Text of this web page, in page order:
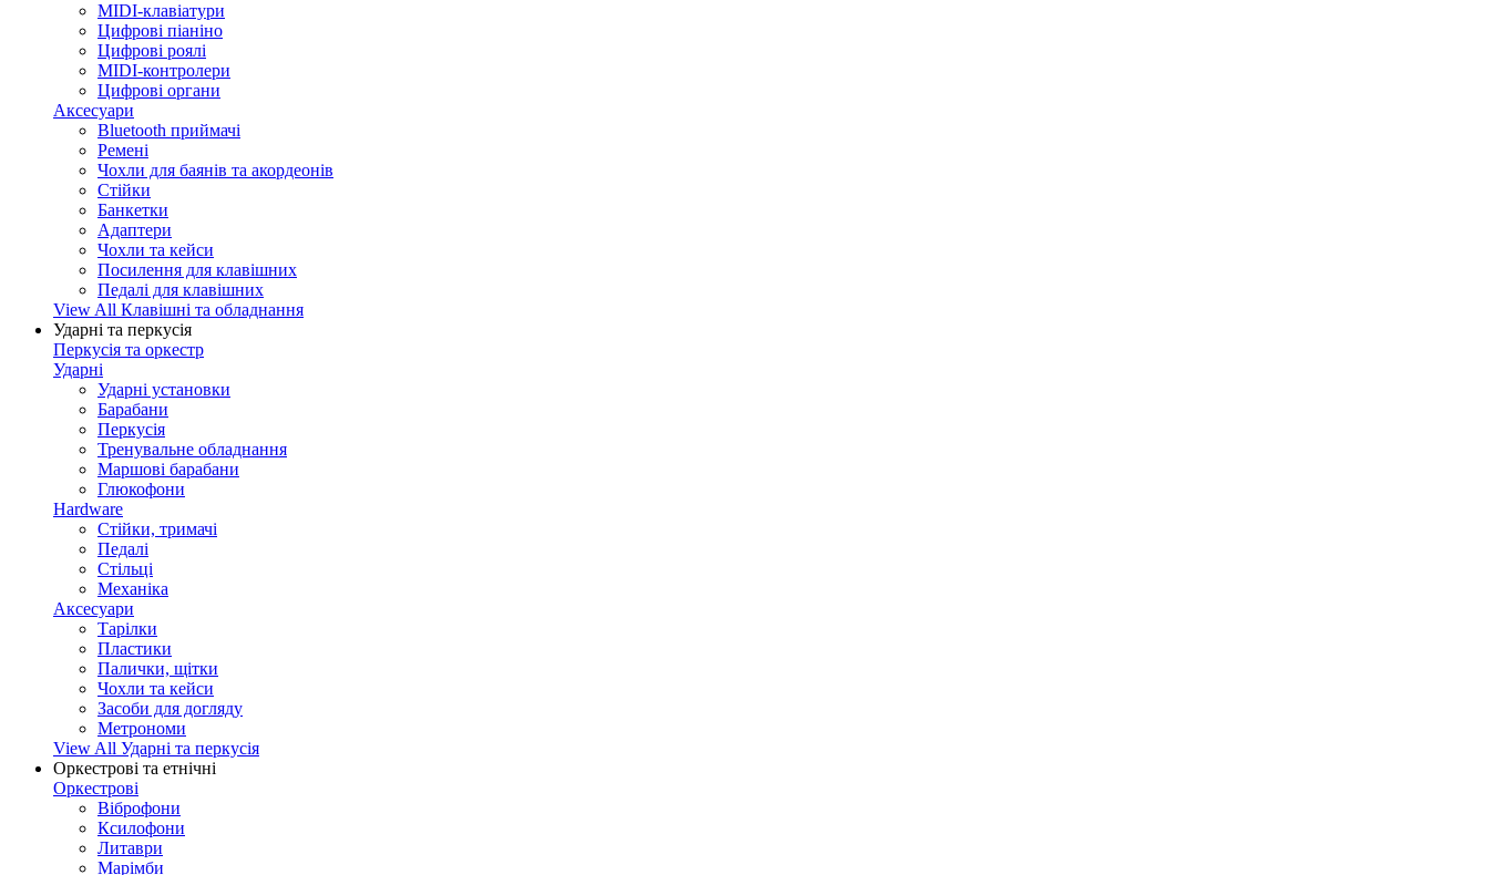
MIDI-клавіатури
Цифрові піаніно
Цифрові роялі
MIDI-контролери
Цифрові органи
Аксесуари
Bluetooth приймачі
Ремені
Чохли для баянів та акордеонів
Стійки
Банкетки
Адаптери
Чохли та кейси
Посилення для клавішних
Педалі для клавішних
View All Клавішні та обладнання
Ударні та перкусія
Перкусія та оркестр
Ударні
Ударні установки
Барабани
Перкусія
Тренувальне обладнання
Маршові барабани
Глюкофони
Hardware
Стійки, тримачі
Педалі
Стільці
Механіка
Аксесуари
Тарілки
Пластики
Палички, щітки
Чохли та кейси
Засоби для догляду
Метрономи
View All Ударні та перкусія
Оркестрові та етнічні
Оркестрові
Віброфони
Ксилофони
Литаври
Марімби